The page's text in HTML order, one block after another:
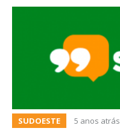
SUDOESTE 5 anos atrás